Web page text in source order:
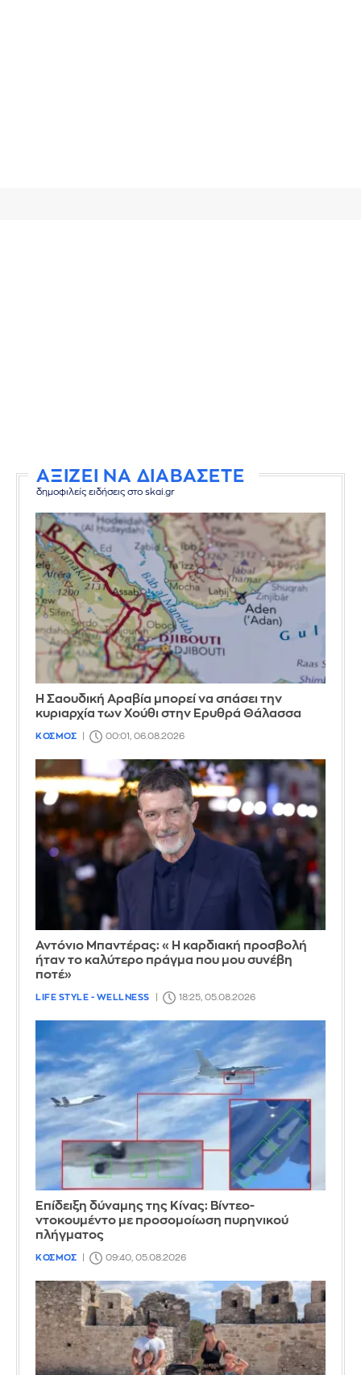
ΑΞΙΖΕΙ ΝΑ ΔΙΑΒΑΣΕΤΕ
δημοφιλείς ειδήσεις στο skai.gr
Η Σαουδική Αραβία μπορεί να σπάσει την
κυριαρχία των Χούθι στην Ερυθρά Θάλασσα
ΚΟΣΜΟΣ 00:01, 06.08.2026
Αντόνιο Μπαντέρας: «Η καρδιακή προσβολή
ήταν το καλύτερο πράγμα που μου συνέβη
ποτέ»
LIFE STYLE - WELLNESS 18:25, 05.08.2026
Επίδειξη δύναμης της Κίνας: Βίντεο-
ντοκουμέντο με προσομοίωση πυρηνικού
πλήγματος
ΚΟΣΜΟΣ 09:40, 05.08.2026